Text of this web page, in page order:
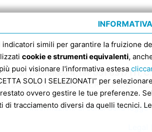
San Domenico 4, tel. 051 6317111,
DESTINATARIO SDI PER FATTURE
Informazioni ai sensi della legge
indicatori simili per garantire la fruizione
cookie e strumenti equivalenti,
puoi visionare l'informativa estesa
SOLO I SELEZIONATI” per
ovvero gestire le tue preferenze.
di tracciamento diversi da quelli tecnici.